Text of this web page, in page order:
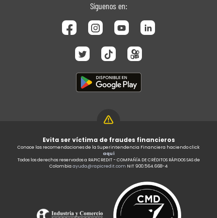
Síguenos en:
Evita ser víctima de fraudes financieros
Conoce las recomendaciones de la Superintendencia Financiera haciendo click
aquí
Todos los derechos reservados a RAPICREDIT - COMPAÑÍA DE CRÉDITOS RÁPIDOS SAS de
Colombia ayuda@rapicredit.com NIT 900.564.668-4